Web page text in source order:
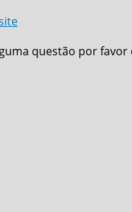
questão por favor